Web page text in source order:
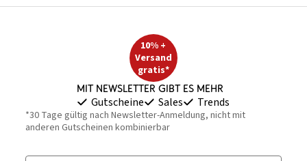
10% +
Versand
gratis*
Mit Newsletter gibt es mehr
Gutscheine Sales Trends
*30 Tage gültig nach Newsletter-Anmeldung, nicht mit
anderen Gutscheinen kombinierbar